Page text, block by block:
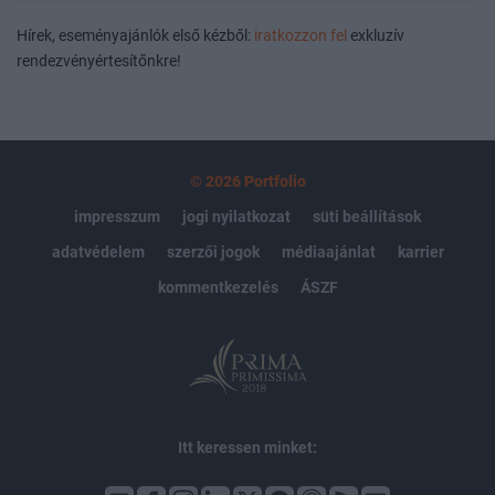
Hírek, eseményajánlók első kézből: